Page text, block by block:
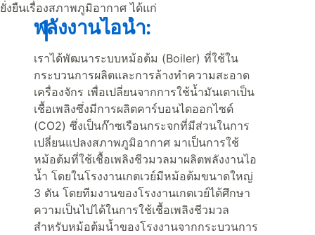
ยั่งยืนเรื่องสภาพภูมิอากาศ ได้แก่
พลังงานไอน้ำ:
เราได้พัฒนาระบบหม้อต้ม (Boiler) ที่ใช้ใน
กระบวนการผลิตและการล้างทำความสะอาด
เครื่องจักร เพื่อเปลี่ยนจากการใช้น้ำมันเตาเป็น
เชื้อเพลิงซึ่งมีการผลิตคาร์บอนไดออกไซด์
(CO2) ซึ่งเป็นก๊าซเรือนกระจกที่มีส่วนในการ
เปลี่ยนแปลงสภาพภูมิอากาศ มาเป็นการใช้
หม้อต้มที่ใช้เชื้อเพลิงชีวมวลมาผลิตพลังงานไอ
น้ำ โดยในโรงงานเกตเวย์มีหม้อต้มขนาดใหญ่
3 ตัน โดยทีมงานของโรงงานเกตเวย์ได้ศึกษา
ความเป็นไปได้ในการใช้เชื้อเพลิงชีวมวล
สำหรับหม้อต้มน้ำของโรงงานจากกระบวนการ